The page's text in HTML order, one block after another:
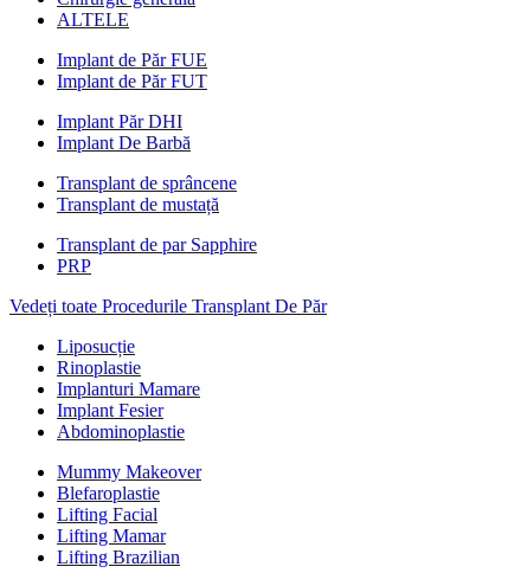
ALTELE
Implant de Păr FUE
Implant de Păr FUT
Implant Păr DHI
Implant De Barbă
Transplant de sprâncene
Transplant de mustață
Transplant de par Sapphire
PRP
Vedeți toate Procedurile Transplant De Păr
Liposucție
Rinoplastie
Implanturi Mamare
Implant Fesier
Abdominoplastie
Mummy Makeover
Blefaroplastie
Lifting Facial
Lifting Mamar
Lifting Brazilian